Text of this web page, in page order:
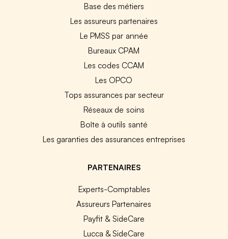
Base des métiers
Les assureurs partenaires
Le PMSS par année
Bureaux CPAM
Les codes CCAM
Les OPCO
Tops assurances par secteur
Réseaux de soins
Boîte à outils santé
Les garanties des assurances entreprises
PARTENAIRES
Experts-Comptables
Assureurs Partenaires
Payfit & SideCare
Lucca & SideCare